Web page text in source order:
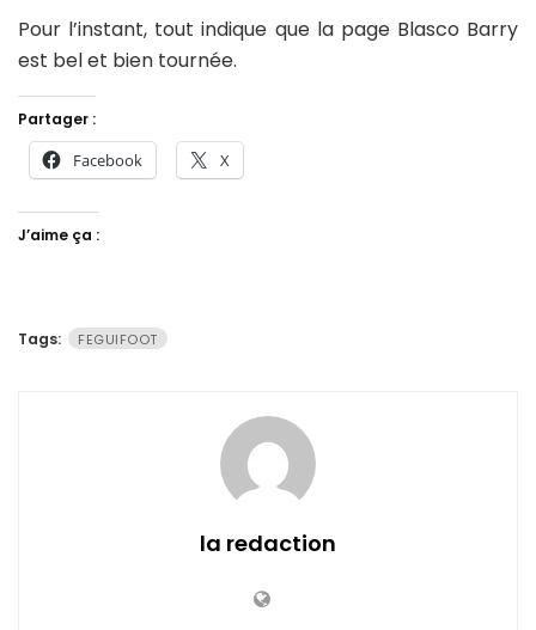
Pour l’instant, tout indique que la page Blasco Barry
est bel et bien tournée.
Partager :
Facebook X
J’aime ça :
Tags: FEGUIFOOT
la redaction